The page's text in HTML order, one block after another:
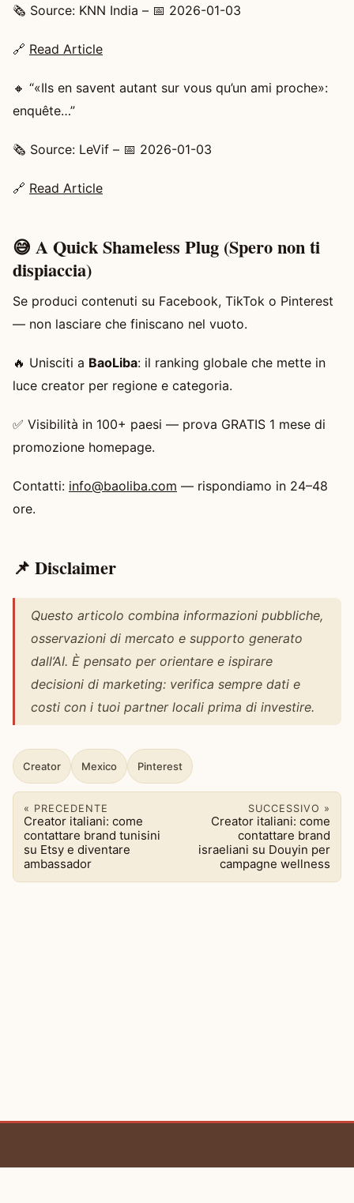
🗞️ Source: KNN India – 📅 2026-01-03
🔗 Read Article
🔸 “«Ils en savent autant sur vous qu’un ami proche»:
enquête…”
🗞️ Source: LeVif – 📅 2026-01-03
🔗 Read Article
😅 A Quick Shameless Plug (Spero non ti
dispiaccia)
Se produci contenuti su Facebook, TikTok o Pinterest
— non lasciare che finiscano nel vuoto.
🔥 Unisciti a BaoLiba: il ranking globale che mette in
luce creator per regione e categoria.
✅ Visibilità in 100+ paesi — prova GRATIS 1 mese di
promozione homepage.
Contatti: info@baoliba.com — rispondiamo in 24–48
ore.
📌 Disclaimer
Questo articolo combina informazioni pubbliche,
osservazioni di mercato e supporto generato
dall’AI. È pensato per orientare e ispirare
decisioni di marketing: verifica sempre dati e
costi con i tuoi partner locali prima di investire.
Creator Mexico Pinterest
« PRECEDENTE
Creator italiani: come
contattare brand tunisini
su Etsy e diventare
ambassador
SUCCESSIVO »
Creator italiani: come
contattare brand
israeliani su Douyin per
campagne wellness